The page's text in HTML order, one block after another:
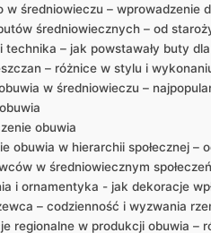
w średniowieczu – wprowadzenie
średniowiecznych – od
⁣i ​technika – jak powstawały buty
– różnice w stylu i
⁤w​ średniowieczu –
obuwia
obuwia w ⁤hierarchii społecznej –
w średniowiecznym⁤
i ornamentyka -⁤ jak dekoracje
– codzienność i wyzwania
regionalne w ​produkcji obuwia –